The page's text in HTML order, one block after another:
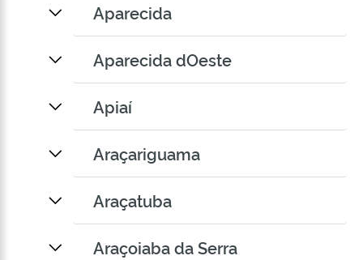
Aparecida
Aparecida dOeste
Apiaí
Araçariguama
Araçatuba
Araçoiaba da Serra